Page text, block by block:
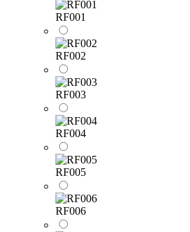
RF001
RF002
RF003
RF004
RF005
RF006